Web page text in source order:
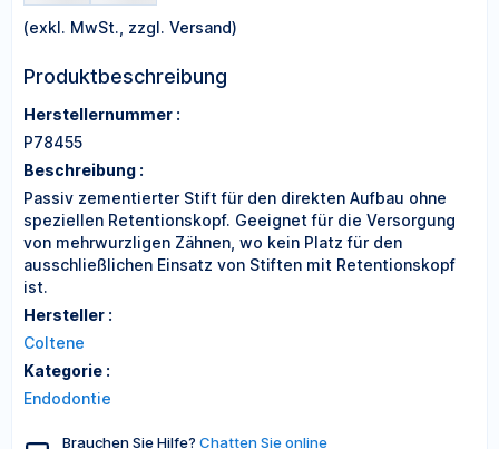
(exkl. MwSt., zzgl. Versand)
Produktbeschreibung
Herstellernummer :
P78455
Beschreibung :
Passiv zementierter Stift für den direkten Aufbau ohne
speziellen Retentionskopf. Geeignet für die Versorgung
von mehrwurzligen Zähnen, wo kein Platz für den
ausschließlichen Einsatz von Stiften mit Retentionskopf
ist.
Hersteller :
Coltene
Kategorie :
Endodontie
Brauchen Sie Hilfe? Chatten Sie online